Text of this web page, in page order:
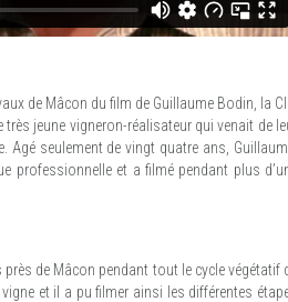
de Mâcon du film de Guillaume Bodin, la
jeune vigneron-réalisateur qui venait de
seulement de vingt quatre ans,
professionnelle et a filmé pendant plus
près de Mâcon pendant tout le cycle végétatif
et il a pu filmer ainsi les différentes